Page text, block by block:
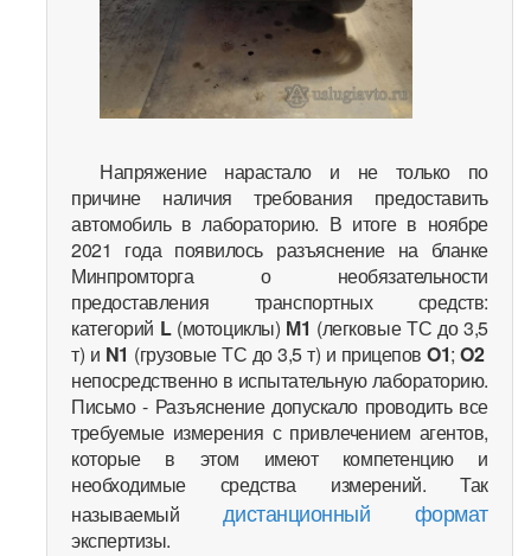
Напряжение нарастало и не только по
причине наличия требования предоставить
автомобиль в лабораторию. В итоге в ноябре
2021 года появилось разъяснение на бланке
Минпромторга о необязательности
предоставления транспортных средств:
категорий L (мотоциклы) М1 (легковые ТС до 3,5
т) и N1 (грузовые ТС до 3,5 т) и прицеповO1;O2
непосредственно в испытательную лабораторию.
Письмо - Разъяснение допускало проводить все
требуемые измерения с привлечением агентов,
которые в этом имеют компетенцию и
необходимые средства измерений. Так
называемый дистанционный формат
экспертизы.